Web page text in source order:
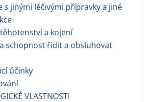
s jinými léčivými přípravky a jiné
a kojení
schopnost řídit a obsluhovat
účinky
VLASTNOSTI